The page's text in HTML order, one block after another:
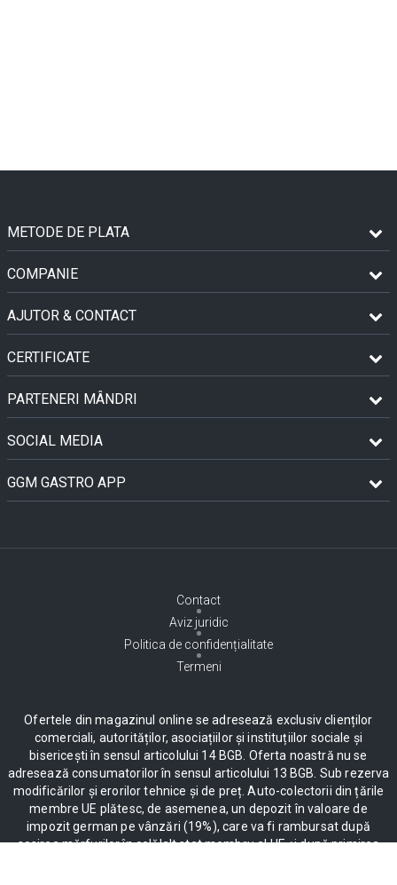
METODE DE PLATA
COMPANIE
AJUTOR & CONTACT
CERTIFICATE
PARTENERI MÂNDRI
SOCIAL MEDIA
GGM GASTRO APP
Contact
Aviz juridic
Politica de confidențialitate
Termeni
Ofertele din magazinul online se adresează exclusiv clienților
comerciali, autorităților, asociațiilor și instituțiilor sociale și
bisericești în sensul articolului 14 BGB. Oferta noastră nu se
adresează consumatorilor în sensul articolului 13 BGB. Sub rezerva
modificărilor și erorilor tehnice și de preț. Auto-colectorii din țările
membre UE plătesc, de asemenea, un depozit în valoare de
impozit german pe vânzări (19%), care va fi rambursat după
sosirea mărfurilor în celălalt stat membru al UE și după primirea